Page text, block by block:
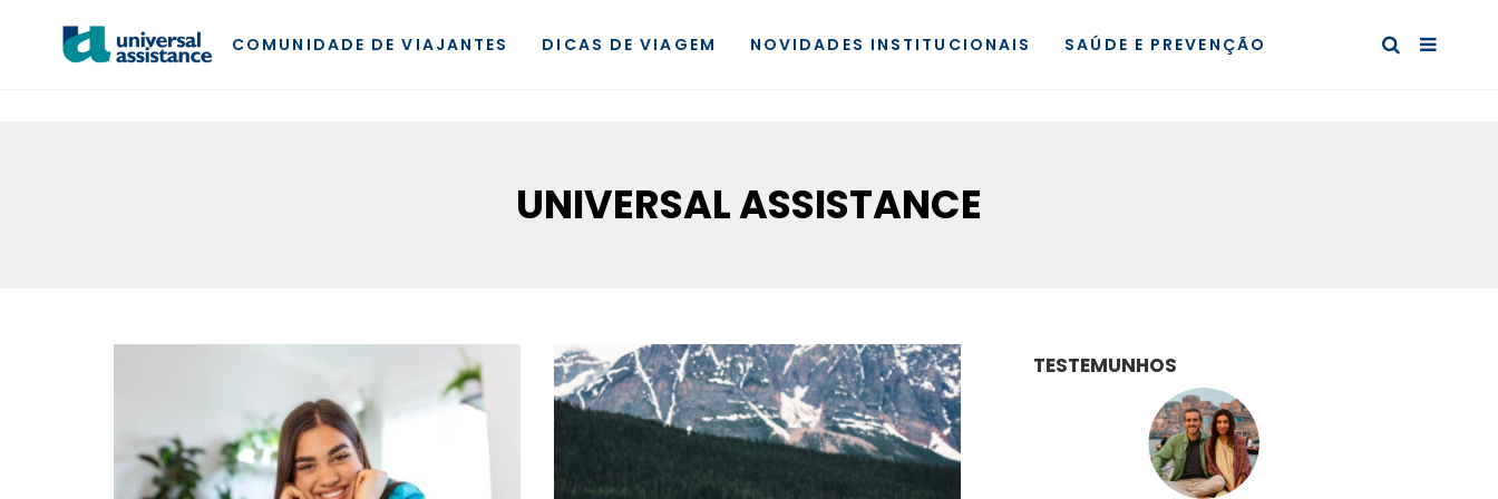
COMUNIDADE DE VIAJANTES DICAS DE VIAGEM NOVIDADES INSTITUCIONAIS SAÚDE E PREVENÇÃO
UNIVERSAL ASSISTANCE
TESTEMUNHOS